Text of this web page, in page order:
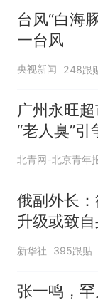
台风“白海
一台风
央视新闻 248跟
广州永旺
“老人臭”引
应
北青网-北京青年
俄副外长
升级或致
新华社 395跟贴
张一鸣，